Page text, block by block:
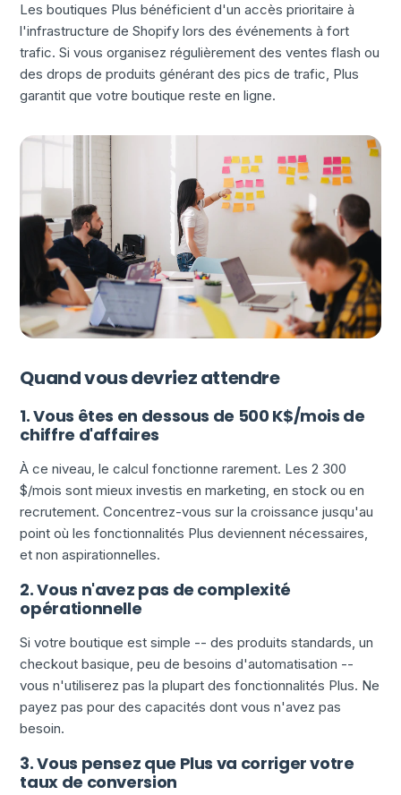
Les boutiques Plus bénéficient d'un accès prioritaire à
l'infrastructure de Shopify lors des événements à fort
trafic. Si vous organisez régulièrement des ventes flash ou
des drops de produits générant des pics de trafic, Plus
garantit que votre boutique reste en ligne.
Quand vous devriez attendre
1. Vous êtes en dessous de 500 K$/mois de
chiffre d'affaires
À ce niveau, le calcul fonctionne rarement. Les 2 300
$/mois sont mieux investis en marketing, en stock ou en
recrutement. Concentrez-vous sur la croissance jusqu'au
point où les fonctionnalités Plus deviennent nécessaires,
et non aspirationnelles.
2. Vous n'avez pas de complexité
opérationnelle
Si votre boutique est simple -- des produits standards, un
checkout basique, peu de besoins d'automatisation --
vous n'utiliserez pas la plupart des fonctionnalités Plus. Ne
payez pas pour des capacités dont vous n'avez pas
besoin.
3. Vous pensez que Plus va corriger votre
taux de conversion